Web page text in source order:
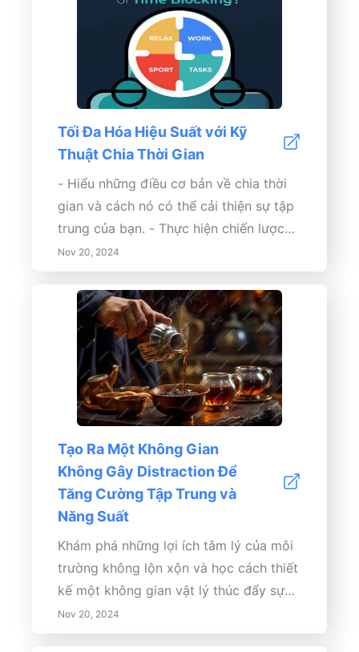
Tối Đa Hóa Hiệu Suất với Kỹ
Thuật Chia Thời Gian
- Hiểu những điều cơ bản về chia thời
gian và cách nó có thể cải thiện sự tập
trung của bạn. - Thực hiện chiến lược
chia thời gian hiệu quả phù hợp với thói
quen của bạn. - Khám phá các công cụ
và kỹ thuật để tối đa hóa năng suất của
bạn. - Học cách điều chỉnh lịch trình
của bạn một cách linh hoạt để vượt qua
những thách thức. Hãy đón nhận cách
tiếp cận có cấu trúc của việc chia thời
gian và biến đổi thói quen hàng ngày
của bạn ngay hôm nay!
Nov 20, 2024
Tạo Ra Một Không Gian
Không Gây Distraction Để
Tăng Cường Tập Trung và
Năng Suất
Khám phá những lợi ích tâm lý của môi
trường không lộn xộn và học cách thiết
kế một không gian vật lý thúc đẩy sự
tập trung. Hướng dẫn toàn diện này
khám phá tầm quan trọng của thiết kế
Nov 20, 2024